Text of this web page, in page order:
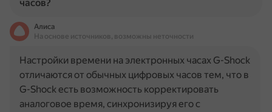
часов?
Алиса
На основе источников, возможны неточности
Настройки времени на электронных часах G-Shock
отличаются от обычных цифровых часов тем, что в
G-Shock есть возможность корректировать
аналоговое время, синхронизируя его с